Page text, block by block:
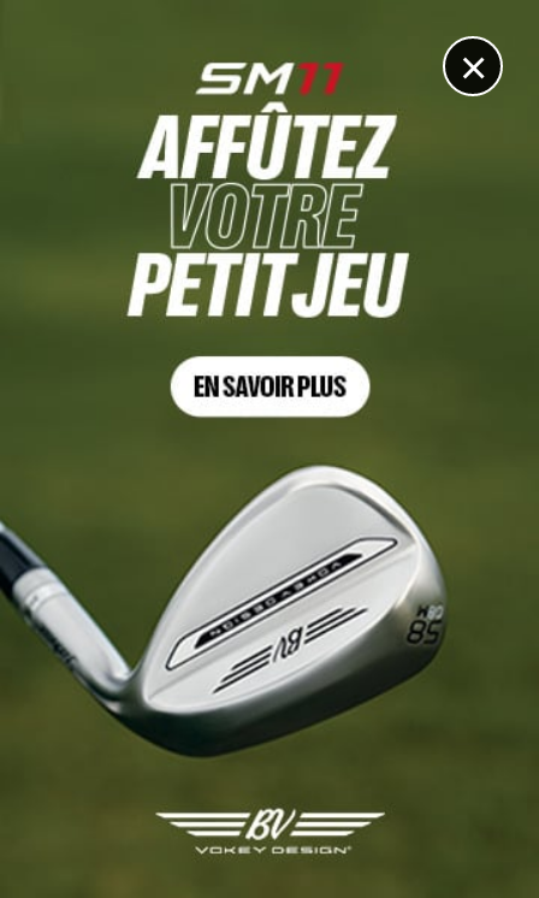
×
COGNIZANT CLASSIC, VIDÉO